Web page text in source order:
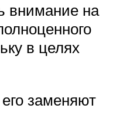
внимание на
в целях
заменяют